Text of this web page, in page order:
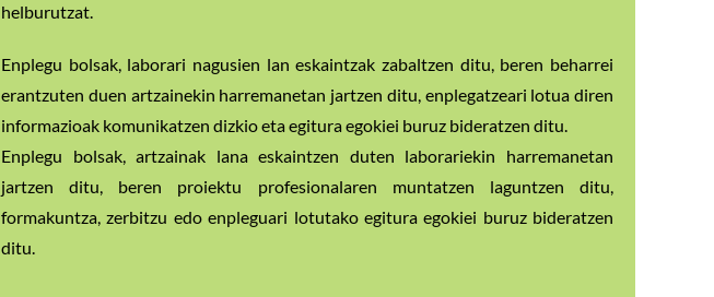
helburutzat.
Enplegu bolsak, laborari nagusien lan eskaintzak zabaltzen ditu, beren beharrei
erantzuten duen artzainekin harremanetan jartzen ditu, enplegatzeari lotua diren
informazioak komunikatzen dizkio eta egitura egokiei buruz bideratzen ditu.
Enplegu bolsak, artzainak lana eskaintzen duten laborariekin harremanetan
jartzen ditu, beren proiektu profesionalaren muntatzen laguntzen ditu,
formakuntza, zerbitzu edo enpleguari lotutako egitura egokiei buruz bideratzen
ditu.